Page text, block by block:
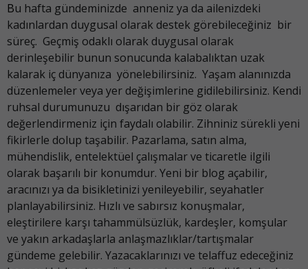
Bu hafta gündeminizde anneniz ya da ailenizdeki
kadınlardan duygusal olarak destek görebileceğiniz bir
süreç. Geçmiş odaklı olarak duygusal olarak
derinleşebilir bunun sonucunda kalabalıktan uzak
kalarak iç dünyanıza yönelebilirsiniz. Yaşam alanınızda
düzenlemeler veya yer değişimlerine gidilebilirsiniz. Kendi
ruhsal durumunuzu dışarıdan bir göz olarak
değerlendirmeniz için faydalı olabilir. Zihniniz sürekli yeni
fikirlerle dolup taşabilir. Pazarlama, satın alma,
mühendislik, entelektüel çalışmalar ve ticaretle ilgili
olarak başarılı bir konumdur. Yeni bir blog açabilir,
aracınızı ya da bisikletinizi yenileyebilir, seyahatler
planlayabilirsiniz. Hızlı ve sabırsız konuşmalar,
eleştirilere karşı tahammülsüzlük, kardeşler, komşular
ve yakın arkadaşlarla anlaşmazlıklar/tartışmalar
gündeme gelebilir. Yazacaklarınızı ve telaffuz edeceğiniz